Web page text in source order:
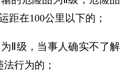
距在100公里以下的；
Ⅱ级，当事人确实不了解
行为的；